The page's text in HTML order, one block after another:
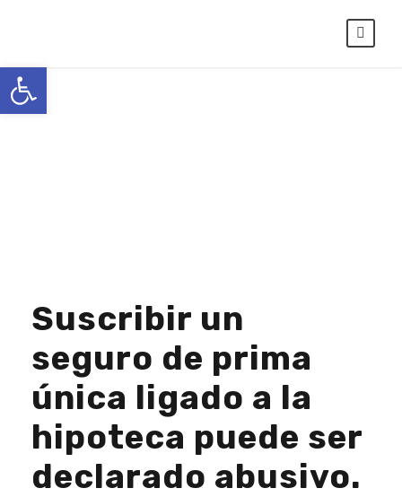
Abrir barra de herramientas
Suscribir un
seguro de prima
única ligado a la
hipoteca puede ser
declarado abusivo.